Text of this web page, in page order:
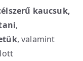
kaucsuk,
,
, valamint